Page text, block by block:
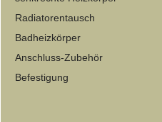
Radiatorentausch
Badheizkörper
Anschluss-Zubehör
Befestigung